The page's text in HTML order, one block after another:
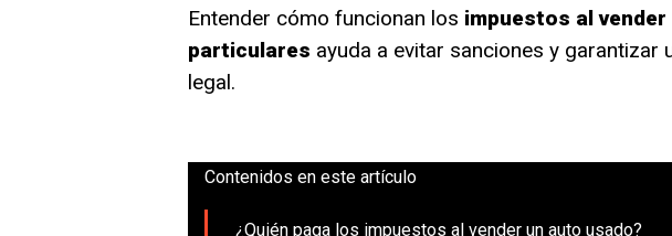
Entender cómo funcionan los impuestos al
particulares ayuda a evitar sanciones y garantizar
legal.
Contenidos en este artículo
¿Quién paga los impuestos al vender un auto usado?